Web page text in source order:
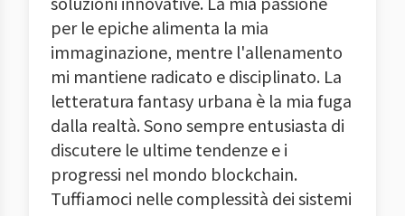
per le epiche alimenta la mia
immaginazione, mentre l'allenamento
mi mantiene radicato e disciplinato. La
letteratura fantasy urbana è la mia fuga
dalla realtà. Sono sempre entusiasta di
discutere le ultime tendenze e i
progressi nel mondo blockchain.
Tuffiamoci nelle complessità dei sistemi